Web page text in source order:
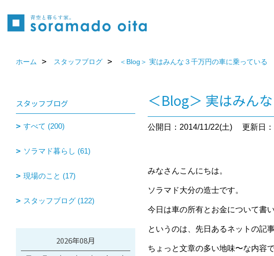
ホーム スタッフブログ ＜Blog＞ 実はみんな３千万円の車に乗っている
＜Blog＞ 実はみん
公開日：2014/11/22(土) 更新日
みなさんこんにちは。
ソラマド大分の造士です。
今日は車の所有とお金について書
というのは、先日あるネットの記
ちょっと文章の多い地味〜な内容
スタッフブログ
すべて (200)
ソラマド暮らし (61)
現場のこと (17)
スタッフブログ (122)
2026年08月